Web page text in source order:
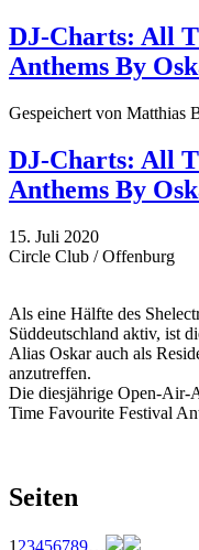
DJ-Charts: All
Anthems By
Gespeichert von Matthias
DJ-Charts: All
Anthems By
15. Juli 2020
Circle Club / Offenburg
Als eine Hälfte des
Süddeutschland aktiv, ist
Alias Oskar auch als
anzutreffen.
Die diesjährige Open-Air-
Time Favourite Festival
Seiten
1 23456789…